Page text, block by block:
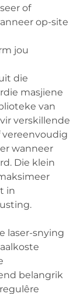
of
op-site
jou
die
masjiene
van
verskillende
vereenvoudig
wanneer
Die klein
in
laser-snying
belangrik